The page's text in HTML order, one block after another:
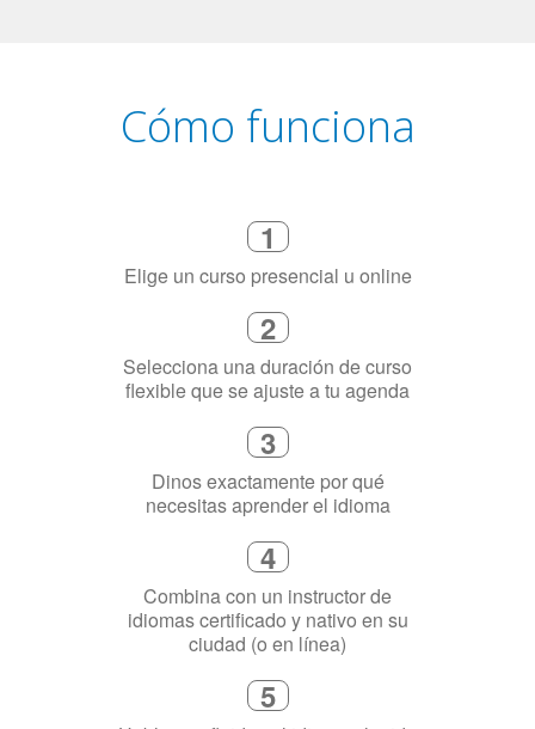
Cómo funciona
1
Elige un curso presencial u online
2
Selecciona una duración de curso
flexible que se ajuste a tu agenda
3
Dinos exactamente por qué
necesitas aprender el idioma
4
Combina con un instructor de